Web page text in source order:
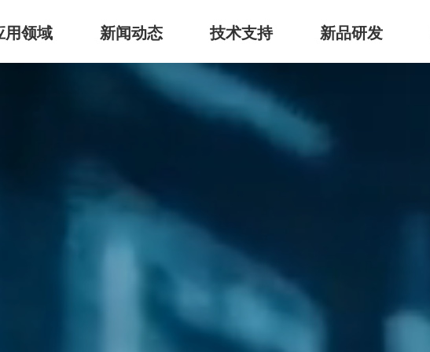
用领域 新闻动态 技术支持 新品研发